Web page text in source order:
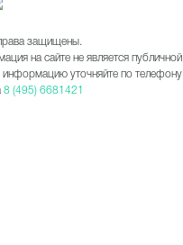
защищены.
на сайте не является
информацию уточняйте по телефону
8 (495) 6681421